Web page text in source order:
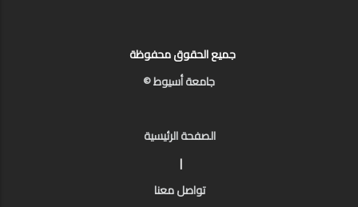
جميع الحقوق محفوظة
جامعة أسيوط ©
الصفحة الرئيسية
|
تواصل معنا